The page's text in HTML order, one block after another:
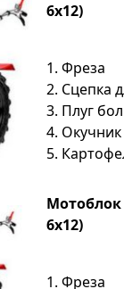
6х12)
1. Фреза
2. Сцепка
3. Плуг
4. Окучник
5.
Мотоблок
6х12)
1. Фреза